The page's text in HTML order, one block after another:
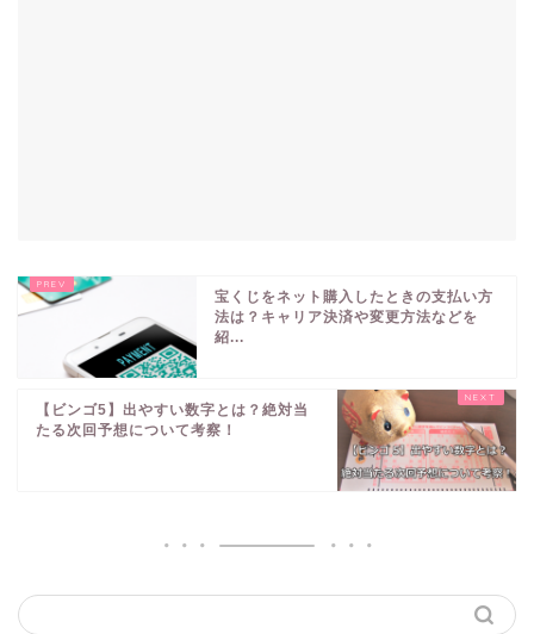
宝くじをネット購入したときの支払い方
法は？キャリア決済や変更方法などを
紹...
【ビンゴ5】出やすい数字とは？絶対当
たる次回予想について考察！